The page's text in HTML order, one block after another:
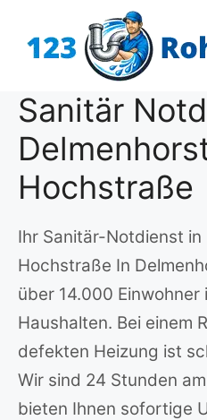
Inhalt
Sanitär
Hochstraße
Ihr Sanitär-Notdienst in
Hochstraße In
über 14.000
Haushalten. Bei einem
defekten Heizung ist
Wir sind 24 Stunden
bieten Ihnen sofortige